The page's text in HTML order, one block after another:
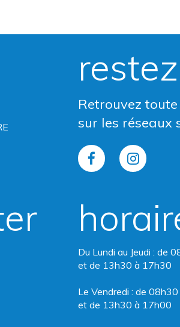
Retrouvez
sur les réseaux
Lien
le
Facebook
Lien
le
Du Lundi au Jeudi : de
et de 13h30 à 17h30
Le Vendredi : de
et de 13h30 à 17h00